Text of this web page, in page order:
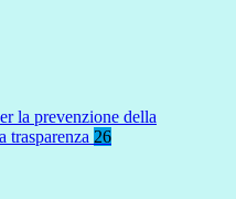
la prevenzione della
trasparenza 26